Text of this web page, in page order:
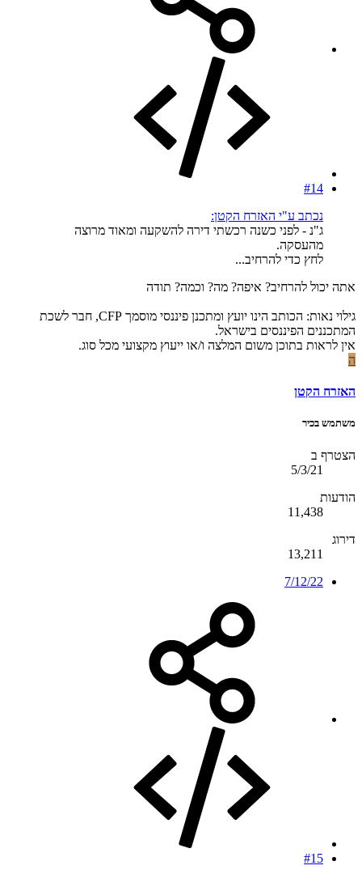
#14
נכתב ע"י האזרח הקטן:
ג"נ - לפני כשנה רכשתי דירה להשקעה ומאוד מרוצה
מהעסקה.
לחץ כדי להרחיב...
אתה יכול להרחיב? איפה? מה? וכמה? תודה
גילוי נאות: הכותב הינו יועץ ומתכנן פיננסי מוסמך CFP, חבר לשכת
המתכננים הפיננסים בישראל.
אין לראות בתוכן משום המלצה ו/או ייעוץ מקצועי מכל סוג.
ה
האזרח הקטן
משתמש בכיר
הצטרף ב
5/3/21
הודעות
11,438
דירוג
13,211
7/12/22
#15